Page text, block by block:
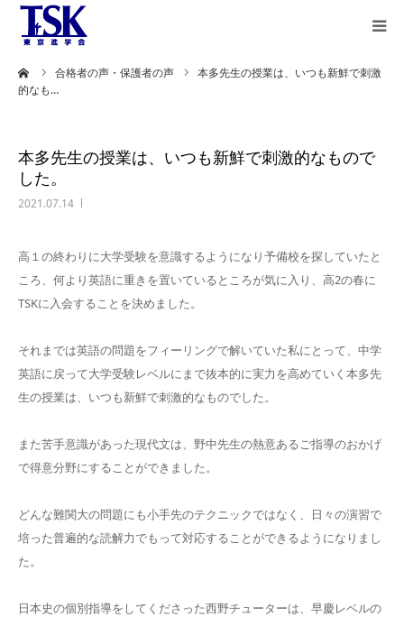
合格者の声・保護者の声
本多先生の授業は、いつも新鮮で刺激
的なも…
本多先生の授業は、いつも新鮮で刺激的なもので
した。
2021.07.14
高１の終わりに大学受験を意識するようになり予備校を探していたと
ころ、何より英語に重きを置いているところが気に入り、高2の春に
TSKに入会することを決めました。
それまでは英語の問題をフィーリングで解いていた私にとって、中学
英語に戻って大学受験レベルにまで抜本的に実力を高めていく本多先
生の授業は、いつも新鮮で刺激的なものでした。
また苦手意識があった現代文は、野中先生の熱意あるご指導のおかげ
で得意分野にすることができました。
どんな難関大の問題にも小手先のテクニックではなく、日々の演習で
培った普遍的な読解力でもって対応することができるようになりまし
た。
日本史の個別指導をしてくださった西野チューターは、早慶レベルの
教育理念
カリキュラム
合格者の声
合格実績
ステップラダー
英語とは
設備について
アクセス